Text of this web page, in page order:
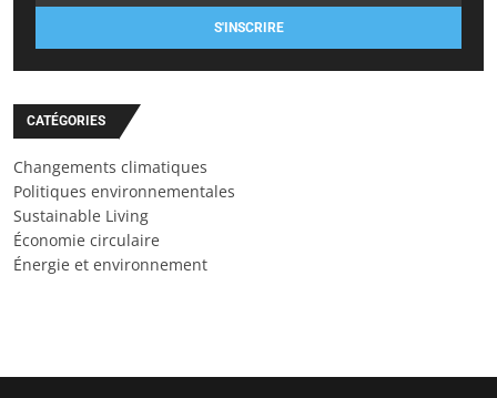
S'INSCRIRE
CATÉGORIES
Changements climatiques
Politiques environnementales
Sustainable Living
Économie circulaire
Énergie et environnement